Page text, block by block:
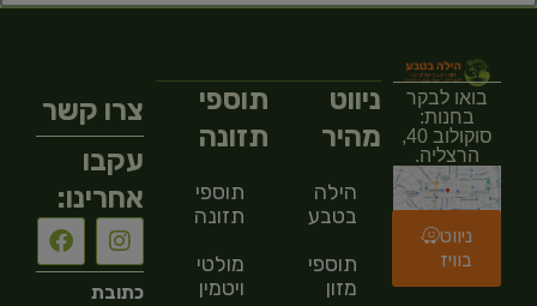
בואו לבקר
בחנות:
סוקולוב 40,
הרצליה.
ניווט
בוויז
ניווט
מהיר
הילה
בטבע
תוספי
מזון
תוספי
תזונה
תוספי
תזונה
מולטי
ויטמין
צרו קשר
עקבו
אחרינו:
כתובת